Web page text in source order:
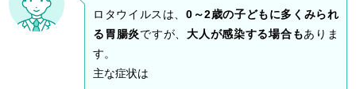
ロタウイルスは、0～2歳の子どもに多くみられ
る胃腸炎ですが、大人が感染する場合もありま
す。
主な症状は